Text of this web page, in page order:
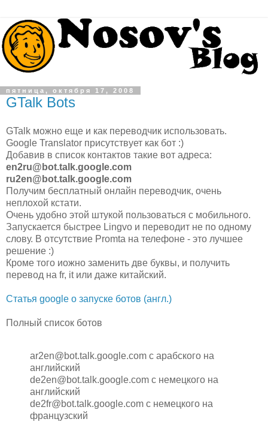
пятница, октября 17, 2008
GTalk Bots
GTalk можно еще и как переводчик использовать.
Google Translator присутствует как бот :)
Добавив в список контактов такие вот адреса:
en2ru@bot.talk.google.com
ru2en@bot.talk.google.com
Получим бесплатный онлайн переводчик, очень
неплохой кстати.
Очень удобно этой штукой пользоваться с мобильного.
Запускается быстрее Lingvo и переводит не по одному
слову. В отсутствие Promta на телефоне - это лучшее
решение :)
Кроме того иожно заменить две буквы, и получить
перевод на fr, it или даже китайский.
Статья google о запуске ботов (англ.)
Полный список ботов
ar2en@bot.talk.google.com с арабского на
английский
de2en@bot.talk.google.com с немецкого на
английский
de2fr@bot.talk.google.com с немецкого на
французский